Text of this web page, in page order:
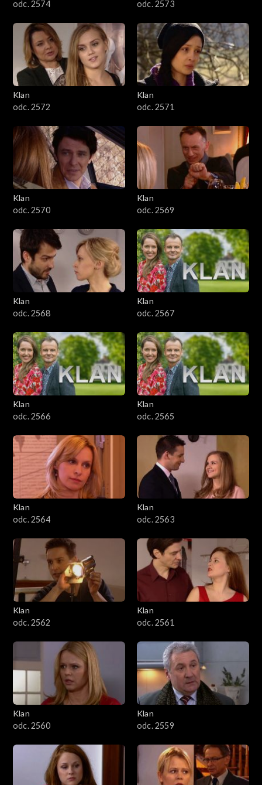
odc. 2574 odc. 2573
Klan
odc. 2572
Klan
odc. 2571
Klan
odc. 2570
Klan
odc. 2569
Klan
odc. 2568
Klan
odc. 2567
Klan
odc. 2566
Klan
odc. 2565
Klan
odc. 2564
Klan
odc. 2563
Klan
odc. 2562
Klan
odc. 2561
Klan
odc. 2560
Klan
odc. 2559